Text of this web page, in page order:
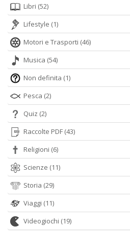
Libri (52)
Lifestyle (1)
Motori e Trasporti (46)
Musica (54)
Non definita (1)
Pesca (2)
Quiz (2)
Raccolte PDF (43)
Religioni (6)
Scienze (11)
Storia (29)
Viaggi (11)
Videogiochi (19)